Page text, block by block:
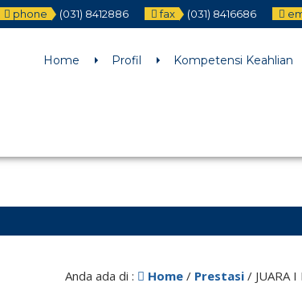
was called with an argument that is deprecated
phone (031) 8412886 fax (031) 8416686
Home Profil Kompetensi Keahlian
Anda ada di : Home / Prestasi / JUARA